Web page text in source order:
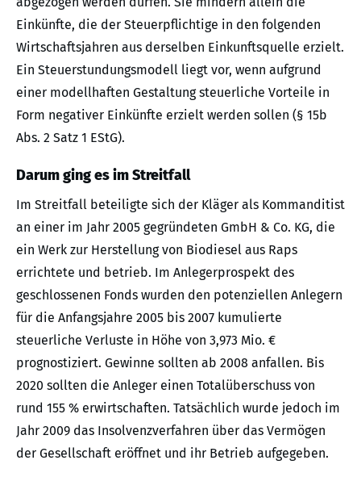
Einkünfte, die der Steuerpflichtige in den folgenden
Wirtschaftsjahren aus derselben Einkunftsquelle erzielt.
Ein Steuerstundungsmodell liegt vor, wenn aufgrund
einer modellhaften Gestaltung steuerliche Vorteile in
Form negativer Einkünfte erzielt werden sollen (§ 15b
Abs. 2 Satz 1 EStG).
Darum ging es im Streitfall
Im Streitfall beteiligte sich der Kläger als Kommanditist
an einer im Jahr 2005 gegründeten GmbH & Co. KG, die
ein Werk zur Herstellung von Biodiesel aus Raps
errichtete und betrieb. Im Anlegerprospekt des
geschlossenen Fonds wurden den potenziellen Anlegern
für die Anfangsjahre 2005 bis 2007 kumulierte
steuerliche Verluste in Höhe von 3,973 Mio. €
prognostiziert. Gewinne sollten ab 2008 anfallen. Bis
2020 sollten die Anleger einen Totalüberschuss von
rund 155 % erwirtschaften. Tatsächlich wurde jedoch im
Jahr 2009 das Insolvenzverfahren über das Vermögen
der Gesellschaft eröffnet und ihr Betrieb aufgegeben.